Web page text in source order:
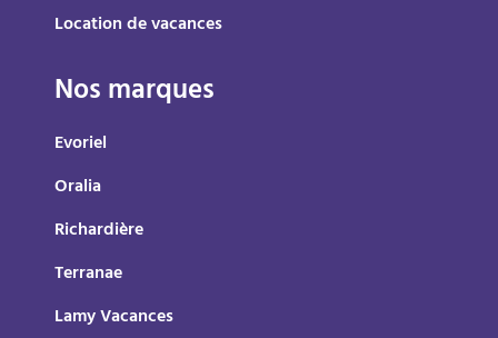
Location de vacances
Nos marques
Evoriel
Oralia
Richardière
Terranae
Lamy Vacances